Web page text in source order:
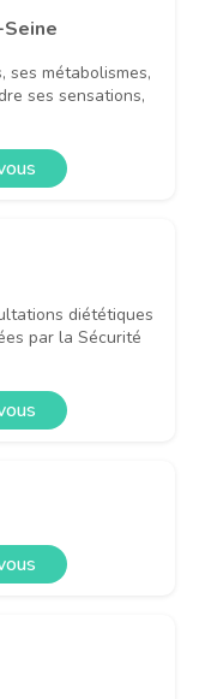
ses métabolismes,
ses sensations,
diététiques
par la Sécurité